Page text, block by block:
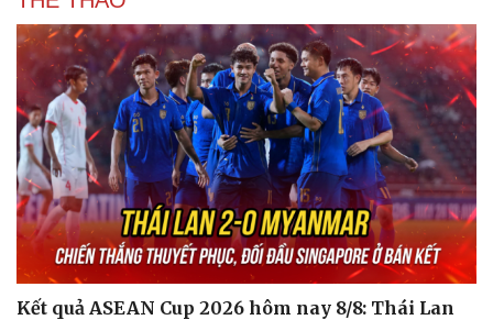
Kết quả ASEAN Cup 2026 hôm nay 8/8: Thái Lan